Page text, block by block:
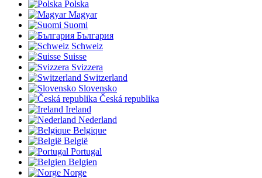
Polska
Magyar
Suomi
България
Schweiz
Suisse
Svizzera
Switzerland
Slovensko
Česká republika
Ireland
Nederland
Belgique
België
Portugal
Belgien
Norge